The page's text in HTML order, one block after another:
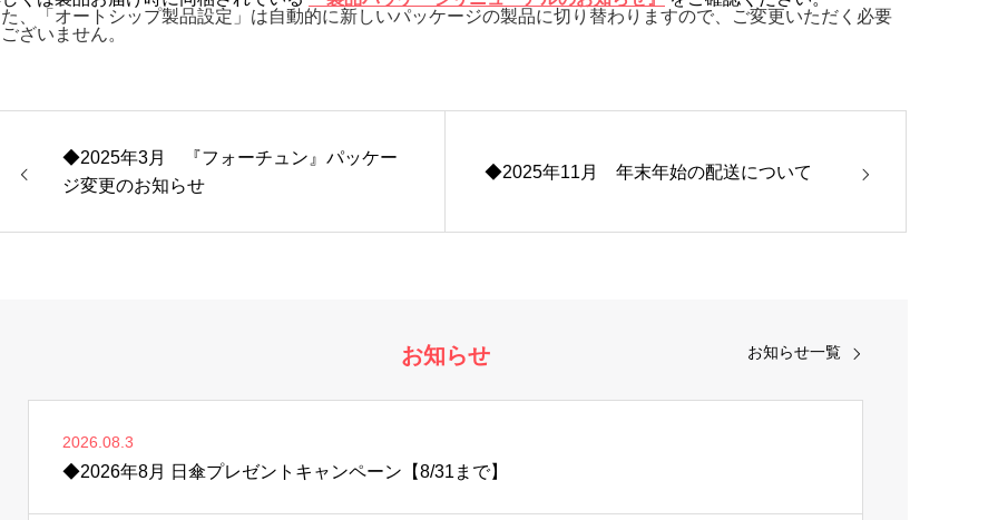
、「オートシップ製品設定」は自動的に新しいパッケージの製品に切り替わりますので、ご変更いただく必要
ざいません。
◆2025年3月 『フォーチュン』パッケー
ジ変更のお知らせ
◆2025年11月 年末年始の配送について
お知らせ
2026.08.3
◆2026年8月 日傘プレゼントキャンペーン【8/31まで】
お知らせ一覧